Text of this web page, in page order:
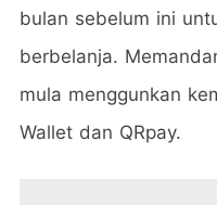
bulan sebelum ini
berbelanja.
mula menggunkan
Wallet dan QRpay.